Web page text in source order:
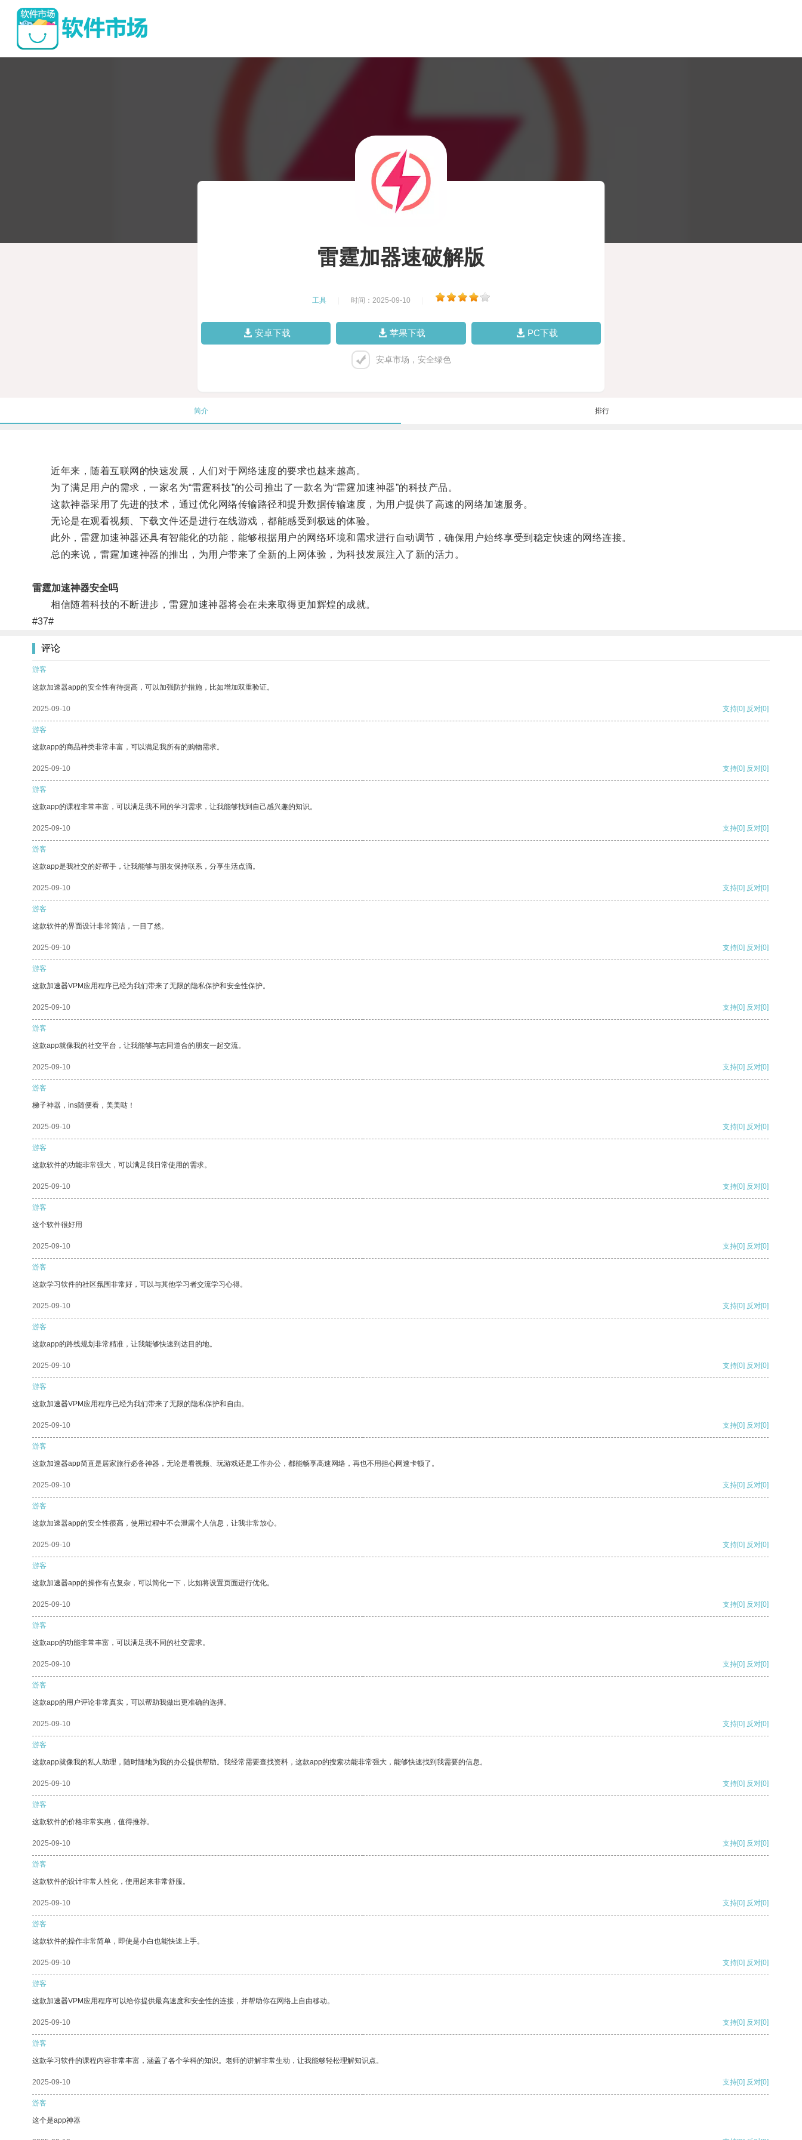
雷霆加器速破解版
工具 时间：2025-09-10
安卓下载 苹果下载 PC下载
安卓市场，安全绿色
简介 排行
近年来，随着互联网的快速发展，人们对于网络速度的要求也越来越高。
为了满足用户的需求，一家名为“雷霆科技”的公司推出了一款名为“雷霆加速神器”的科技产品。
这款神器采用了先进的技术，通过优化网络传输路径和提升数据传输速度，为用户提供了高速的网络加速服务。
无论是在观看视频、下载文件还是进行在线游戏，都能感受到极速的体验。
此外，雷霆加速神器还具有智能化的功能，能够根据用户的网络环境和需求进行自动调节，确保用户始终享受到稳定快速的网络连接。
总的来说，雷霆加速神器的推出，为用户带来了全新的上网体验，为科技发展注入了新的活力。
雷霆加速神器安全吗
相信随着科技的不断进步，雷霆加速神器将会在未来取得更加辉煌的成就。
#37#
评论
游客
这款加速器app的安全性有待提高，可以加强防护措施，比如增加双重验证。
2025-09-10 支持[0] 反对[0]
游客
这款app的商品种类非常丰富，可以满足我所有的购物需求。
2025-09-10 支持[0] 反对[0]
游客
这款app的课程非常丰富，可以满足我不同的学习需求，让我能够找到自己感兴趣的知识。
2025-09-10 支持[0] 反对[0]
游客
这款app是我社交的好帮手，让我能够与朋友保持联系，分享生活点滴。
2025-09-10 支持[0] 反对[0]
游客
这款软件的界面设计非常简洁，一目了然。
2025-09-10 支持[0] 反对[0]
游客
这款加速器VPM应用程序已经为我们带来了无限的隐私保护和安全性保护。
2025-09-10 支持[0] 反对[0]
游客
这款app就像我的社交平台，让我能够与志同道合的朋友一起交流。
2025-09-10 支持[0] 反对[0]
游客
梯子神器，ins随便看，美美哒！
2025-09-10 支持[0] 反对[0]
游客
这款软件的功能非常强大，可以满足我日常使用的需求。
2025-09-10 支持[0] 反对[0]
游客
这个软件很好用
2025-09-10 支持[0] 反对[0]
游客
这款学习软件的社区氛围非常好，可以与其他学习者交流学习心得。
2025-09-10 支持[0] 反对[0]
游客
这款app的路线规划非常精准，让我能够快速到达目的地。
2025-09-10 支持[0] 反对[0]
游客
这款加速器VPM应用程序已经为我们带来了无限的隐私保护和自由。
2025-09-10 支持[0] 反对[0]
游客
这款加速器app简直是居家旅行必备神器，无论是看视频、玩游戏还是工作办公，都能畅享高速网络，再也不用担心网速卡顿了。
2025-09-10 支持[0] 反对[0]
游客
这款加速器app的安全性很高，使用过程中不会泄露个人信息，让我非常放心。
2025-09-10 支持[0] 反对[0]
游客
这款加速器app的操作有点复杂，可以简化一下，比如将设置页面进行优化。
2025-09-10 支持[0] 反对[0]
游客
这款app的功能非常丰富，可以满足我不同的社交需求。
2025-09-10 支持[0] 反对[0]
游客
这款app的用户评论非常真实，可以帮助我做出更准确的选择。
2025-09-10 支持[0] 反对[0]
游客
这款app就像我的私人助理，随时随地为我的办公提供帮助。我经常需要查找资料，这款app的搜索功能非常强大，能够快速找到我需要的信息。
2025-09-10 支持[0] 反对[0]
游客
这款软件的价格非常实惠，值得推荐。
2025-09-10 支持[0] 反对[0]
游客
这款软件的设计非常人性化，使用起来非常舒服。
2025-09-10 支持[0] 反对[0]
游客
这款软件的操作非常简单，即使是小白也能快速上手。
2025-09-10 支持[0] 反对[0]
游客
这款加速器VPM应用程序可以给你提供最高速度和安全性的连接，并帮助你在网络上自由移动。
2025-09-10 支持[0] 反对[0]
游客
这款学习软件的课程内容非常丰富，涵盖了各个学科的知识。老师的讲解非常生动，让我能够轻松理解知识点。
2025-09-10 支持[0] 反对[0]
游客
这个是app神器